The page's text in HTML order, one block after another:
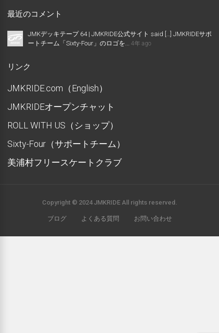
最近のコメント
JMKデッキテープ 64 | JMKRIDE公式サイト said […] JMKRIDEサポ
ートチーム「Sixty-Four」のロゴを... 4年 ago
リンク
JMKRIDE.com（English）
JMKRIDEオープンチャット
ROLL WITH US（ショップ）
Sixty-Four（サポートチーム）
美浦村フリースケートクラブ
Copyright © 2024 JMKRIDE All rights reserved.
ブログ よくある質問 お問い合わせ